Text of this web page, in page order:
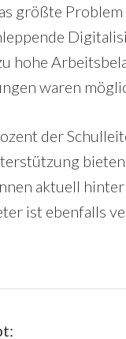
größte
hohe
waren
der
aktuell
ist ebenfalls